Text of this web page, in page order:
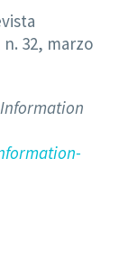
n. 32, marzo
Information